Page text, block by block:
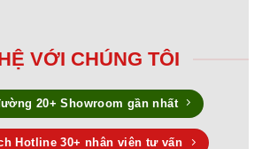
VỚI CHÚNG TÔI
20+ Showroom gần nhất
Hotline 30+ nhân viên tư vấn